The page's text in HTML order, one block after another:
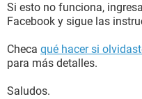
Si esto no funciona,
Facebook y sigue las
Checa qué hacer si
para más detalles.
Saludos.